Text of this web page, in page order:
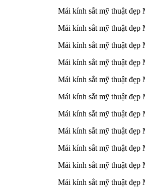
Mái kính sắt mỹ thuật đẹp
Mái kính sắt mỹ thuật đẹp
Mái kính sắt mỹ thuật đẹp
Mái kính sắt mỹ thuật đẹp
Mái kính sắt mỹ thuật đẹp
Mái kính sắt mỹ thuật đẹp
Mái kính sắt mỹ thuật đẹp
Mái kính sắt mỹ thuật đẹp
Mái kính sắt mỹ thuật đẹp
Mái kính sắt mỹ thuật đẹp
Mái kính sắt mỹ thuật đẹp